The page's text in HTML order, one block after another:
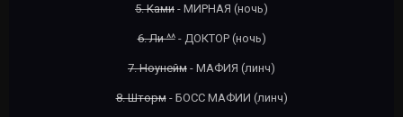
5. Ками - МИРНАЯ (ночь)
6. Ли ^^- ДОКТОР (ночь)
7. Ноунейм - МАФИЯ (линч)
8. Шторм- БОСС МАФИИ (линч)